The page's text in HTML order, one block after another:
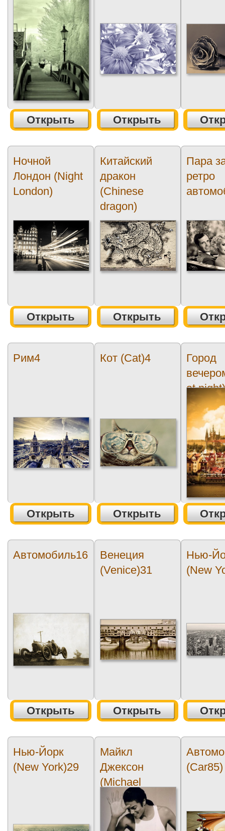
Открыть Открыть
Ночной
Лондон (Night
London)
Открыть
Китайский
дракон
(Chinese
dragon)
Открыть
Пара
ретро
Рим4
Открыть
Кот (Cat)4
Открыть
Город
at
Автомобиль16
Открыть
Венеция
(Venice)31
Открыть
Нью-
(New
Нью-Йорк
(New York)29
Майкл
Джексон
(Michael
Jackson)3
(Car85)